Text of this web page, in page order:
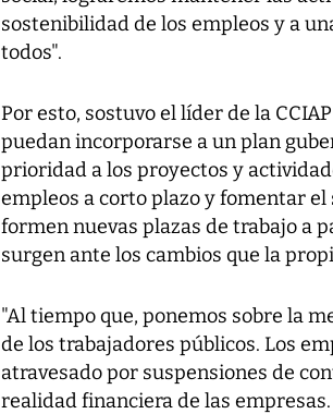
sostenibilidad de los empleos y a
todos".
Por esto, sostuvo el líder de la
puedan incorporarse a un plan
prioridad a los proyectos y
empleos a corto plazo y fomentar
formen nuevas plazas de trabajo a
surgen ante los cambios que la
"Al tiempo que, ponemos sobre la
de los trabajadores públicos. Los
atravesado por suspensiones de
realidad financiera de las